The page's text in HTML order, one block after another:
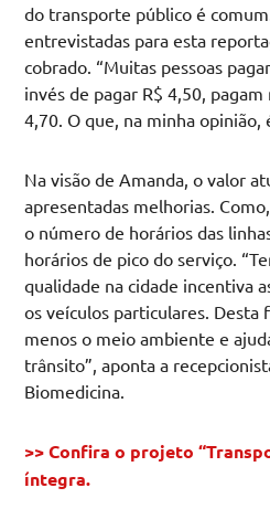
do transporte público é
entrevistadas para esta
cobrado. “Muitas pessoas
invés de pagar R$ 4,50,
4,70. O que, na minha opinião,
Na visão de Amanda, o valor
apresentadas melhorias.
o número de horários das
horários de pico do serviço.
qualidade na cidade incentiva
os veículos particulares. Desta
menos o meio ambiente e
trânsito”, aponta a
Biomedicina.
>> Confira o projeto
íntegra.